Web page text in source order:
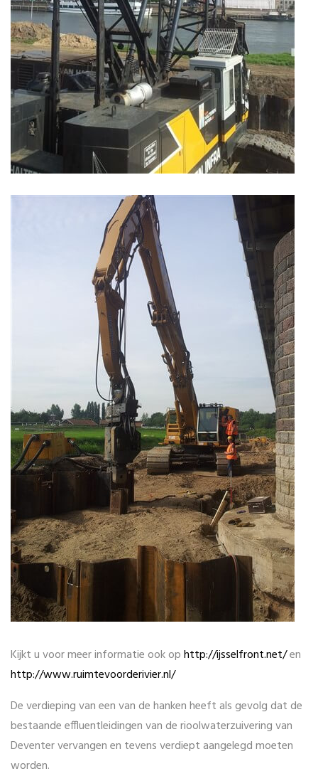
Kijkt u voor meer informatie ook ophttp://ijsselfront.net/en
http://www.ruimtevoorderivier.nl/
De verdieping van een van de hanken heeft als gevolg dat de
bestaande effluentleidingen van de rioolwaterzuivering van
Deventer vervangen en tevens verdiept aangelegd moeten
worden.